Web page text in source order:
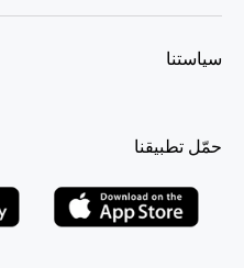
سياستنا
حمّل تطبيقنا